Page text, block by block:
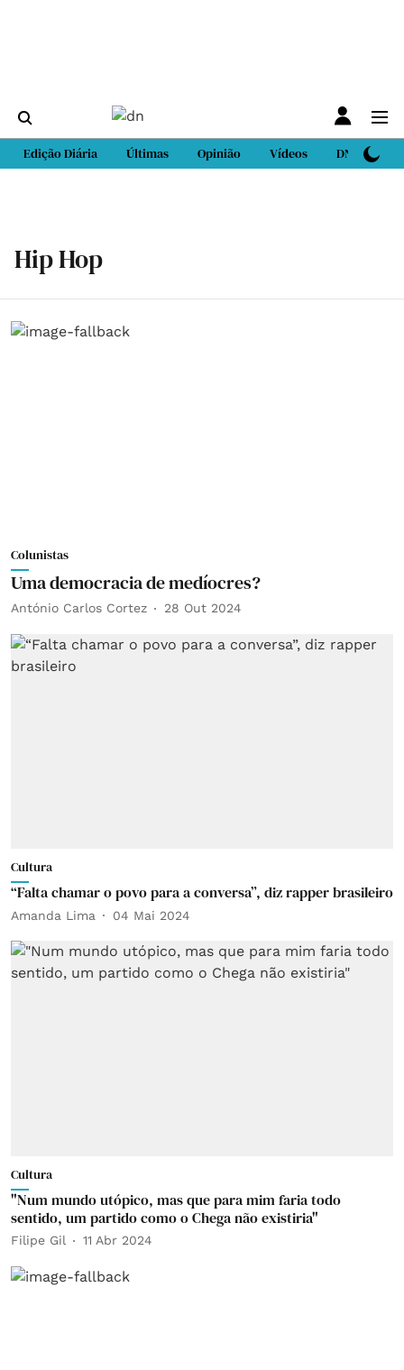
Edição Diária Últimas Opinião Vídeos DN Sport
Hip Hop
Colunistas
Uma democracia de medíocres?
António Carlos Cortez 28 Out 2024
Cultura
“Falta chamar o povo para a conversa”, diz rapper brasileiro
Amanda Lima 04 Mai 2024
Cultura
"Num mundo utópico, mas que para mim faria todo
sentido, um partido como o Chega não existiria"
Filipe Gil 11 Abr 2024